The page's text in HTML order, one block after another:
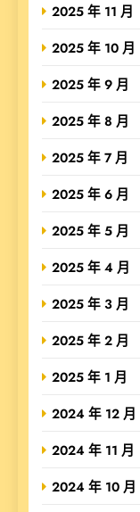
2025 年 11 月
2025 年 10 月
2025 年 9 月
2025 年 8 月
2025 年 7 月
2025 年 6 月
2025 年 5 月
2025 年 4 月
2025 年 3 月
2025 年 2 月
2025 年 1 月
2024 年 12 月
2024 年 11 月
2024 年 10 月